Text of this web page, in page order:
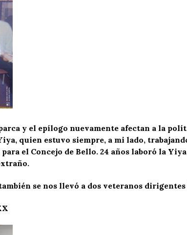
y el epílogo nuevamente afectan a la
quien estuvo siempre, a mi lado,
el Concejo de Bello. 24 años laboró la
se nos llevó a dos veteranos